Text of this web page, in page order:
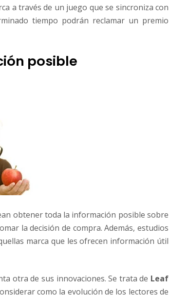
a través de un juego que se sincroniza con
tiempo podrán reclamar un premio
posible
obtener toda la información posible sobre
la decisión de compra. Además, estudios
marca que les ofrecen información útil
otra de sus innovaciones. Se trata de Leaf
como la evolución de los lectores de